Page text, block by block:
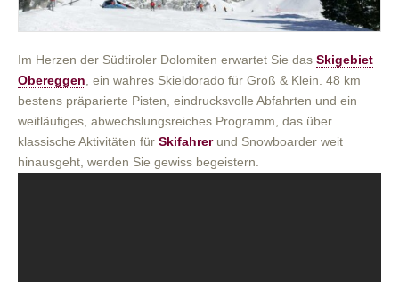
Im Herzen der Südtiroler Dolomiten erwartet Sie das Skigebiet
Obereggen , ein wahres Skieldorado für Groß & Klein. 48 km
bestens präparierte Pisten, eindrucksvolle Abfahrten und ein
weitläufiges, abwechslungsreiches Programm, das über
klassische Aktivitäten für Skifahrerund Snowboarder weit
hinausgeht, werden Sie gewiss begeistern.